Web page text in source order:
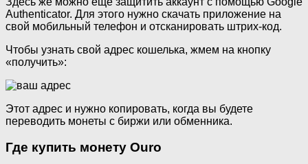
Authenticator. Для этого нужно скачать приложение на
свой мобильный телефон и отсканировать штрих-код.
Чтобы узнать свой адрес кошелька, жмем на кнопку
«получить»:
Этот адрес и нужно копировать, когда вы будете
переводить монеты с биржи или обменника.
Где купить монету Ouro